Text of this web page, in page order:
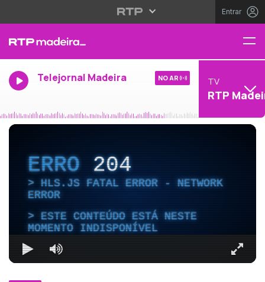
Entrar
Telejornal Madeira NO AR TV
RTP
ERRO204
HLS.JS FATAL ERROR - NETWORK
ERROR
ESTE CONTEÚDO ESTÁ NESTE
MOMENTO INDISPONÍVEL